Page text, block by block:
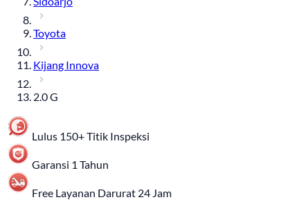
Toyota
Kijang Innova
2.0 G
Lulus 150+ Titik Inspeksi
Garansi 1 Tahun
Free Layanan Darurat 24 Jam